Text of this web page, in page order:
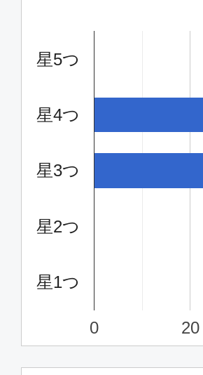
0 20
星5つ
星4つ
星3つ
星2つ
星1つ